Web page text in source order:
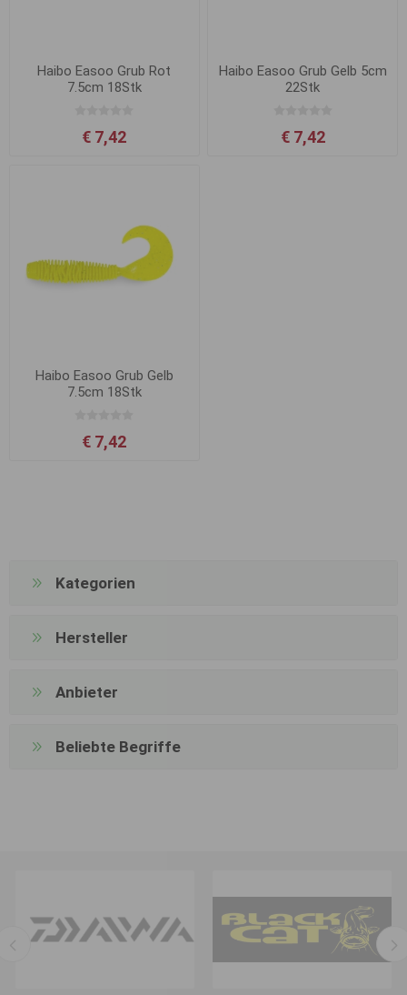
Haibo Easoo Grub Rot
7.5cm 18Stk
€ 7,42
Haibo Easoo Grub Gelb 5cm
22Stk
€ 7,42
Haibo Easoo Grub Gelb
7.5cm 18Stk
€ 7,42
Kategorien
Hersteller
Anbieter
Beliebte Begriffe